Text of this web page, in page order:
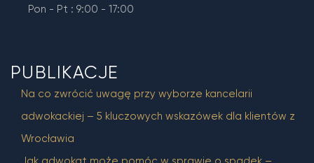
Pon - Pt : 9:00 - 17:00
PUBLIKACJE
Na co zwrócić uwagę przy wyborze kancelarii
adwokackiej – 5 kluczowych wskazówek dla klientów z
Wrocławia